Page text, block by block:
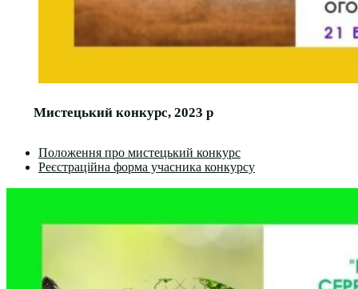
Мистецький конкурс, 2023 р
Положення про мистецький конкурс
Реєстраційна форма учасника конкурсу